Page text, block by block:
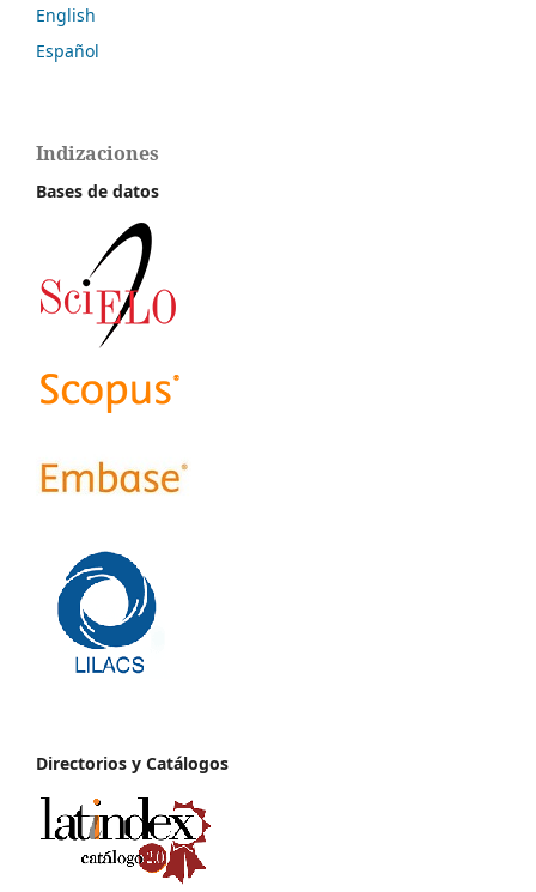
English
Español
Indizaciones
Bases de datos
Directorios y Catálogos